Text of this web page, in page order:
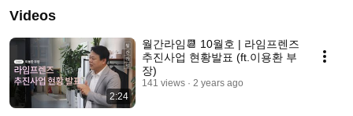
Videos
2:24
월간라임📆 10월호 | 라임프렌즈
추진사업 현황발표 (ft.이용환 부
장)
141 views 2 years ago